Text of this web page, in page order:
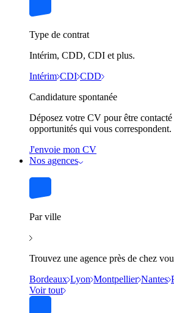
Type de contrat
Intérim, CDD, CDI et plus.
Intérim CDI CDD
Candidature spontanée
Déposez votre CV pour être
opportunités qui vous correspondent.
J'envoie mon CV
Nos agences
Par ville
Trouvez une agence près de chez
Bordeaux Lyon Montpellier Nantes
Voir tout